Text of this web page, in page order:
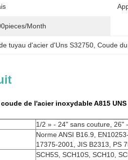
month
tuyau d'acier d'Uns S32750 , Coude
de l'acier inoxydable A815
1/2 » - 24" sans couture, 26"
Norme ANSI B16.9,
17375-2001, JIS B2313, PS
SCH5S, SCH10S, SCH10,